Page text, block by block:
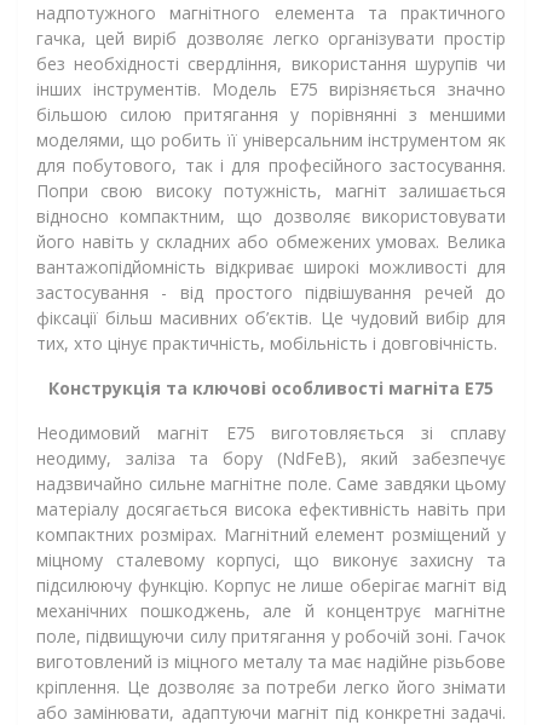
надпотужного магнітного елемента та практичного
гачка, цей виріб дозволяє легко організувати простір
без необхідності свердління, використання шурупів чи
інших інструментів. Модель Е75 вирізняється значно
більшою силою притягання у порівнянні з меншими
моделями, що робить її універсальним інструментом як
для побутового, так і для професійного застосування.
Попри свою високу потужність, магніт залишається
відносно компактним, що дозволяє використовувати
його навіть у складних або обмежених умовах. Велика
вантажопідйомність відкриває широкі можливості для
застосування - від простого підвішування речей до
фіксації більш масивних об’єктів. Це чудовий вибір для
тих, хто цінує практичність, мобільність і довговічність.
Конструкція та ключові особливості магніта Е75
Неодимовий магніт Е75 виготовляється зі сплаву
неодиму, заліза та бору (NdFeB), який забезпечує
надзвичайно сильне магнітне поле. Саме завдяки цьому
матеріалу досягається висока ефективність навіть при
компактних розмірах. Магнітний елемент розміщений у
міцному сталевому корпусі, що виконує захисну та
підсилюючу функцію. Корпус не лише оберігає магніт від
механічних пошкоджень, але й концентрує магнітне
поле, підвищуючи силу притягання у робочій зоні. Гачок
виготовлений із міцного металу та має надійне різьбове
кріплення. Це дозволяє за потреби легко його знімати
або замінювати, адаптуючи магніт під конкретні задачі.